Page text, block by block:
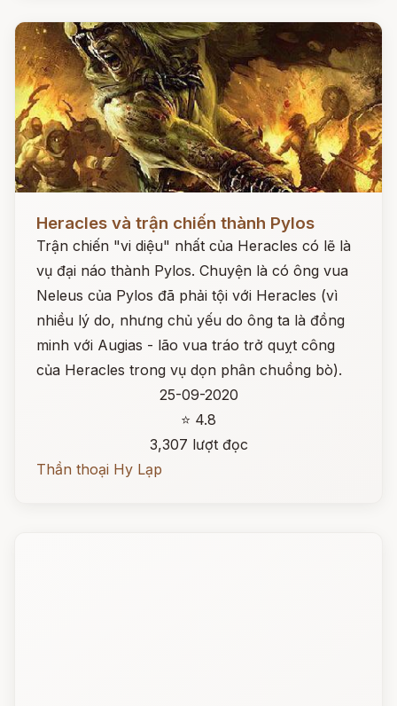
Heracles và trận chiến thành Pylos
Trận chiến "vi diệu" nhất của Heracles có lẽ là
vụ đại náo thành Pylos. Chuyện là có ông vua
Neleus của Pylos đã phải tội với Heracles (vì
nhiều lý do, nhưng chủ yếu do ông ta là đồng
minh với Augias - lão vua tráo trở quỵt công
của Heracles trong vụ dọn phân chuồng bò).
25-09-2020
⭐ 4.8
3,307 lượt đọc
Thần thoại Hy Lạp